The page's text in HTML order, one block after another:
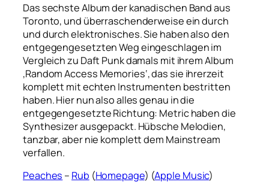
Das sechste Album der kanadischen Band aus
Toronto, und überraschenderweise ein durch
und durch elektronisches. Sie haben also den
entgegengesetzten Weg eingeschlagen im
Vergleich zu Daft Punk damals mit ihrem Album
‚Random Access Memories‘, das sie ihrerzeit
komplett mit echten Instrumenten bestritten
haben. Hier nun also alles genau in die
entgegengesetzte Richtung: Metric haben die
Synthesizer ausgepackt. Hübsche Melodien,
tanzbar, aber nie komplett dem Mainstream
verfallen.
Peaches – Rub (Homepage) (Apple Music)